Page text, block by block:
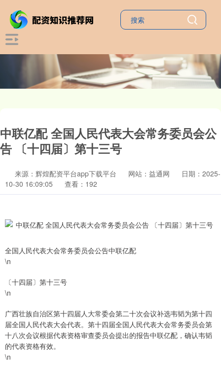
中联亿配 全国人民代表大会常务委员会公
告 〔十四届〕第十三号
来源：辉煌配资平台app下载平台 网站：益通网
日期：2025-
10-30 16:09:05
查看：192
全国人民代表大会常务委员会公告中联亿配
\n
〔十四届〕第十三号
\n
广西壮族自治区第十四届人大常委会第二十次会议补选韦韬为第十四
届全国人民代表大会代表。第十四届全国人民代表大会常务委员会第
十八次会议根据代表资格审查委员会提出的报告中联亿配，确认韦韬
的代表资格有效。
\n